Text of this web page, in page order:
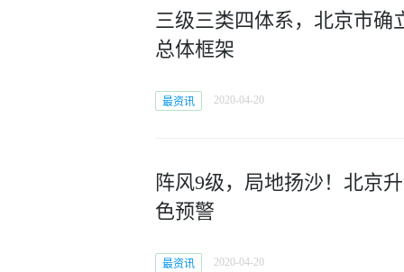
三级三类四体系，北京市确
总体框架
最资讯 2020-04-20
阵风9级，局地扬沙！北京
色预警
最资讯 2020-04-20